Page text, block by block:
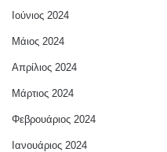
Ιούνιος 2024
Μάιος 2024
Απρίλιος 2024
Μάρτιος 2024
Φεβρουάριος 2024
Ιανουάριος 2024